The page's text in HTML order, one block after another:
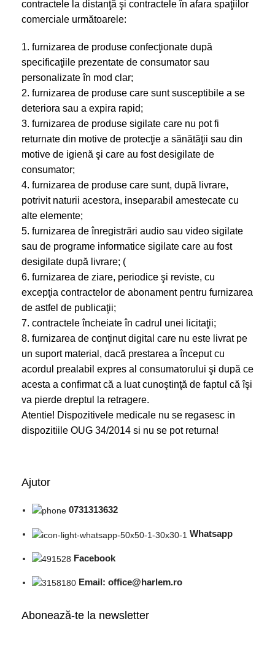
contractele la distanţă şi contractele în afara spaţiilor
comerciale următoarele:
1. furnizarea de produse confecţionate după
specificaţiile prezentate de consumator sau
personalizate în mod clar;
2. furnizarea de produse care sunt susceptibile a se
deteriora sau a expira rapid;
3. furnizarea de produse sigilate care nu pot fi
returnate din motive de protecţie a sănătăţii sau din
motive de igienă şi care au fost desigilate de
consumator;
4. furnizarea de produse care sunt, după livrare,
potrivit naturii acestora, inseparabil amestecate cu
alte elemente;
5. furnizarea de înregistrări audio sau video sigilate
sau de programe informatice sigilate care au fost
desigilate după livrare; (
6. furnizarea de ziare, periodice şi reviste, cu
excepţia contractelor de abonament pentru furnizarea
de astfel de publicaţii;
7. contractele încheiate în cadrul unei licitaţii;
8. furnizarea de conţinut digital care nu este livrat pe
un suport material, dacă prestarea a început cu
acordul prealabil expres al consumatorului şi după ce
acesta a confirmat că a luat cunoştinţă de faptul că îşi
va pierde dreptul la retragere.
Atentie! Dispozitivele medicale nu se regasesc in
dispozitiile OUG 34/2014 si nu se pot returna!
Ajutor
0731313632
Whatsapp
Facebook
Email: office@harlem.ro
Abonează-te la newsletter